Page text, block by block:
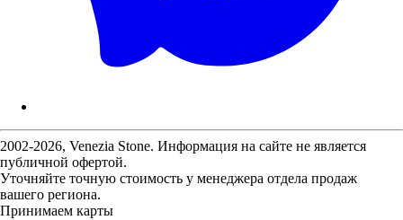
2002-2026, Venezia Stone. Информация на сайте не является
публичной офертой.
Уточняйте точную стоимость у менеджера отдела продаж
вашего региона.
Принимаем карты